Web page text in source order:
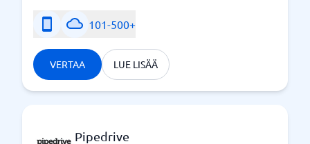
101-500+
VERTAA LUE LISÄÄ
Pipedrive